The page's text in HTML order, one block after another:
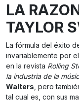
LA
TAYLOR
La fórmula del éxito
invariablemente por
en la revista Rolling
la industria de la
Walters , pero
tal cual es, con sus